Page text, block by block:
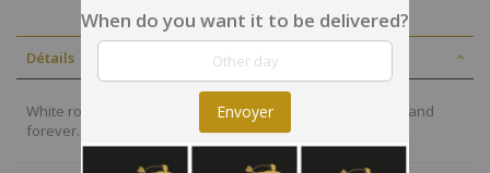
Détails
White roses are a symbol of innocence, pure love, happy and
forever.
When do you want it to be delivered?
Envoyer